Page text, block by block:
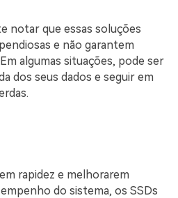
notar que essas soluções
e não garantem
algumas situações, pode ser
dos seus dados e seguir em
rapidez e melhorarem
do sistema, os SSDs